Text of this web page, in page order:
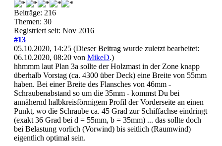
Beiträge: 216
Themen: 30
Registriert seit: Nov 2016
#13
05.10.2020, 14:25 (Dieser Beitrag wurde zuletzt bearbeitet:
06.10.2020, 08:20 von MikeD.)
hhmmm laut Plan 3a sollte der Holzmast in der Zone knapp
überhalb Vorstag (ca. 4300 über Deck) eine Breite von 55mm
haben. Bei einer Breite des Flansches von 46mm -
Schraubenabstand so um die 35mm - kommst Du bei
annähernd halbkreisförmigem Profil der Vorderseite an einen
Punkt, wo die Schraube ca. 45 Grad zur Schiffachse eindringt
(exakt 36 Grad bei d = 55mm, b = 35mm) ... das sollte doch
bei Belastung vorlich (Vorwind) bis seitlich (Raumwind)
eigentlich optimal sein.